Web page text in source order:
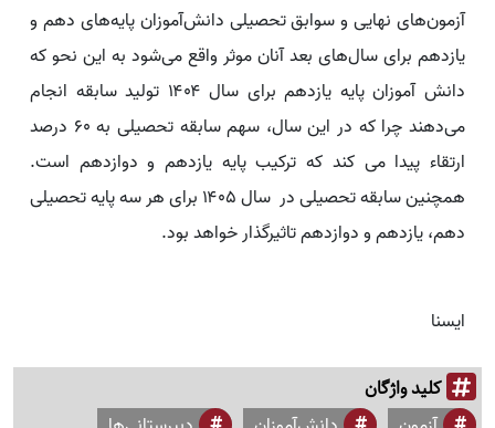
آزمون‌های نهایی و سوابق تحصیلی دانش‌آموزان پایه‌های دهم و
یازدهم برای سال‌های بعد آنان موثر واقع می‌شود به این نحو که
دانش آموزان پایه یازدهم برای سال ۱۴۰۴ تولید سابقه انجام
می‌دهند چرا که در این سال، سهم سابقه تحصیلی به ۶۰ درصد
ارتقاء پیدا می ‌کند که ترکیب پایه یازدهم و دوازدهم است.
همچنین سابقه تحصیلی در سال ۱۴۰۵ برای هر سه پایه تحصیلی
دهم، یازدهم و دوازدهم تاثیرگذار خواهد بود.
ایسنا
کلید واژگان